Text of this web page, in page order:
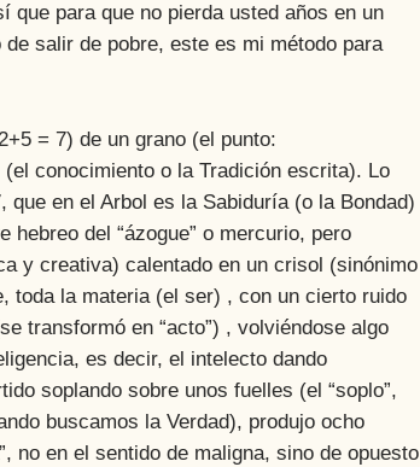
que para que no pierda usted años en un
salir de pobre, este es mi método para
= 7) de un grano (el punto:
conocimiento o la Tradición escrita). Lo
en el Arbol es la Sabiduría (o la Bondad)
del “ázogue” o mercurio, pero
y creativa) calentado en un crisol (sinónimo
toda la materia (el ser) , con un cierto ruido
transformó en “acto”) , volviéndose algo
es decir, el intelecto dando
soplando sobre unos fuelles (el “soplo”,
buscamos la Verdad), produjo ocho
no en el sentido de maligna, sino de opuesto